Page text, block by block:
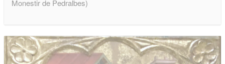
Monestir de Pedralbes)